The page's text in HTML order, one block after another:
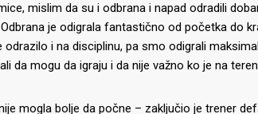
mislim da su i odbrana i napad odradili
je odigrala fantastično od početka do
i na disciplinu, pa smo odigrali
da mogu da igraju i da nije važno ko je na
mogla bolje da počne – zaključio je trener